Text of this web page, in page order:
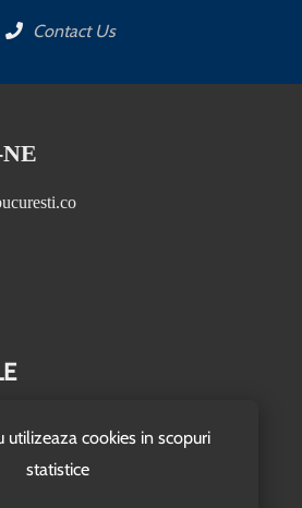
utilizeaza cookies in scopuri
statistice
Contact Us